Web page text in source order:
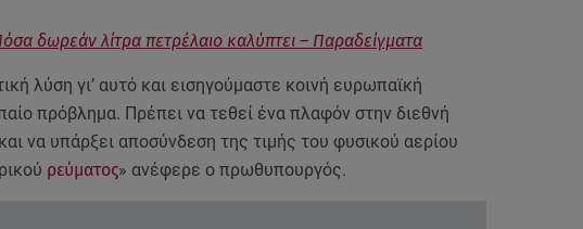
δωρεάν λίτρα πετρέλαιο καλύπτει – Παραδείγματα
λύση γι’ αυτό και εισηγούμαστε κοινή ευρωπαϊκή
πρόβλημα. Πρέπει να τεθεί ένα πλαφόν στην διεθνή
και να υπάρξει αποσύνδεση της τιμής του φυσικού αερίου
ρεύματος» ανέφερε ο πρωθυπουργός.